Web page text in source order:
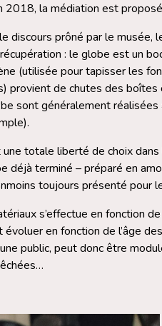
2018, la médiation est
discours prôné par le
: le globe est un
(utilisée pour tapisser les
provient de chutes des
sont généralement
totale liberté de choix
déjà terminé – préparé en
toujours présenté pour
s’effectue en fonction
évoluer en fonction de l’âge
public, peut donc être